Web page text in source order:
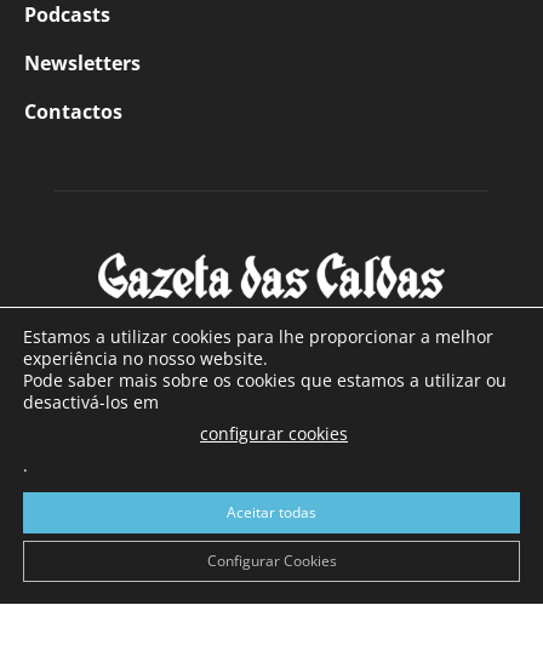
Podcasts
Newsletters
Contactos
SOBRE NÓS
Com sede nas Caldas da Rainha e mais de 90 anos de
a sul de distrito de Leiria, com mais de 40.000 leitores por
toda a região Oeste. Jornal com distribuição em Portugal
Continental e assinatura online.
Estamos a utilizar cookies para lhe proporcionar a melhor
experiência no nosso website.
Pode saber mais sobre os cookies que estamos a utilizar ou
desactivá-los em
configurar cookies
.
Aceitar todas
Configurar Cookies